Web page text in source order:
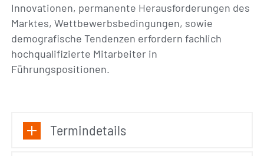
Innovationen, permanente Herausforderungen des
Marktes, Wettbewerbsbedingungen, sowie
demografische Tendenzen erfordern fachlich
hochqualifizierte Mitarbeiter in
Führungspositionen.
Termindetails